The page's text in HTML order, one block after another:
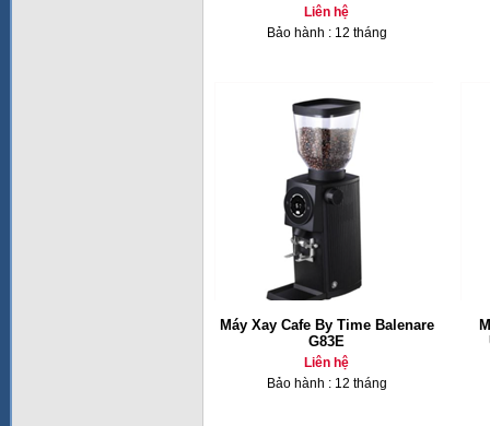
Liên hệ
Bảo hành : 12 tháng
Máy Xay Cafe By Time Balenare
G83E
Liên hệ
Bảo hành : 12 tháng